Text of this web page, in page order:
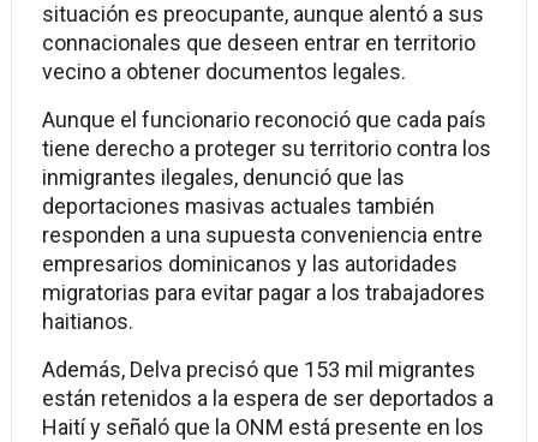
situación es preocupante, aunque alentó a sus
connacionales que deseen entrar en territorio
vecino a obtener documentos legales.
Aunque el funcionario reconoció que cada país
tiene derecho a proteger su territorio contra los
inmigrantes ilegales, denunció que las
deportaciones masivas actuales también
responden a una supuesta conveniencia entre
empresarios dominicanos y las autoridades
migratorias para evitar pagar a los trabajadores
haitianos.
Además, Delva precisó que 153 mil migrantes
están retenidos a la espera de ser deportados a
Haití y señaló que la ONM está presente en los